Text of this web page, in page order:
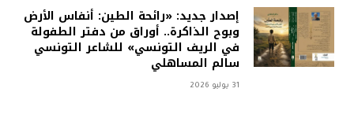
إصدار جديد: «رائحة الطين: أنفاس الأرض
وبوح الذاكرة.. أوراق من دفتر الطفولة
في الريف التونسي» للشاعر التونسي
سالم المساهلي
31 يوليو 2026